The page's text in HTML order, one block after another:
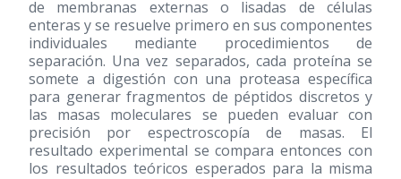
de membranas externas o lisadas de células
enteras y se resuelve primero en sus componentes
individuales mediante procedimientos de
separación. Una vez separados, cada proteína se
somete a digestión con una proteasa específica
para generar fragmentos de péptidos discretos y
las masas moleculares se pueden evaluar con
precisión por espectroscopía de masas. El
resultado experimental se compara entonces con
los resultados teóricos esperados para la misma